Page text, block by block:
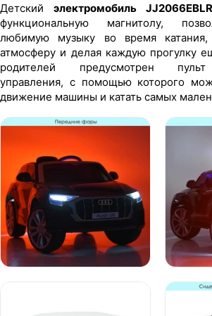
Детский электромобиль
функциональную магнитолу,
любимую музыку во время катания,
атмосферу и делая каждую прогулку
родителей предусмотрен пульт
управления, с помощью которого
движение машины и катать самых